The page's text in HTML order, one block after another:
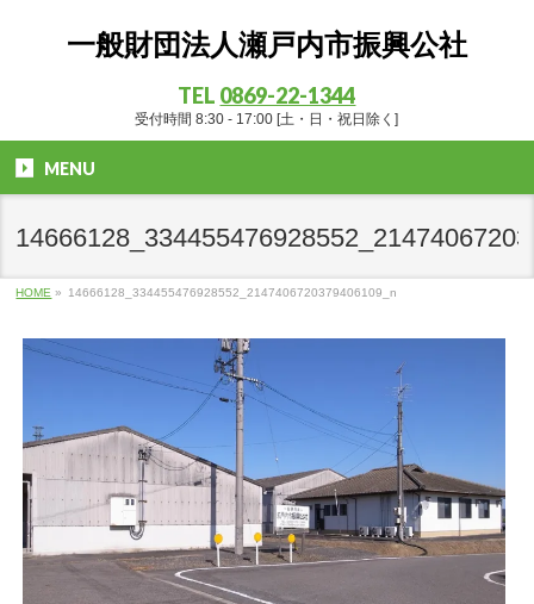
一般財団法人瀬戸内市振興公社
TEL 0869-22-1344
受付時間 8:30 - 17:00 [土・日・祝日除く]
MENU
HOME » 14666128_334455476928552_2147406720379406109_n